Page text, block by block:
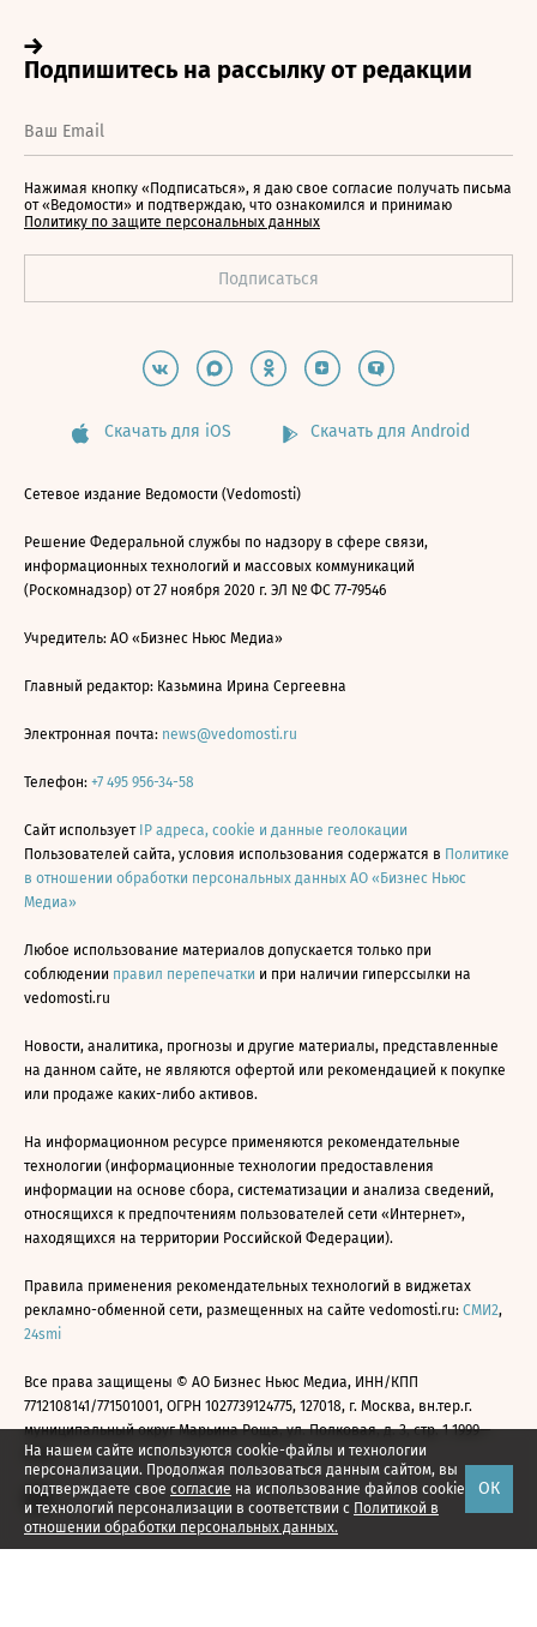
На нашем сайте используются cookie-файлы и технологии
персонализации. Продолжая пользоваться данным сайтом, вы
подтверждаете свое согласие на использование файлов cookie
и технологий персонализации в соответствии с Политикой в
отношении обработки персональных данных.
ОК
Нажимая кнопку «Подписаться», я даю свое согласие получать письма
от «Ведомости» и подтверждаю, что ознакомился и принимаю
Политику по защите персональных данных
Скачать для iOS Скачать для Android
Сетевое издание Ведомости (Vedomosti)
Решение Федеральной службы по надзору в сфере связи,
информационных технологий и массовых коммуникаций
(Роскомнадзор) от 27 ноября 2020 г. ЭЛ № ФС 77-79546
Учредитель: АО «Бизнес Ньюс Медиа»
Главный редактор: Казьмина Ирина Сергеевна
Электронная почта: news@vedomosti.ru
Телефон: +7 495 956-34-58
Сайт использует IP адреса, cookie и данные геолокации
Пользователей сайта, условия использования содержатся в Политике
в отношении обработки персональных данных АО «Бизнес Ньюс
Медиа»
Любое использование материалов допускается только при
соблюдении правил перепечатки и при наличии гиперссылки на
vedomosti.ru
Новости, аналитика, прогнозы и другие материалы, представленные
на данном сайте, не являются офертой или рекомендацией к покупке
или продаже каких-либо активов.
На информационном ресурсе применяются рекомендательные
технологии (информационные технологии предоставления
информации на основе сбора, систематизации и анализа сведений,
относящихся к предпочтениям пользователей сети «Интернет»,
находящихся на территории Российской Федерации).
Правила применения рекомендательных технологий в виджетах
рекламно-обменной сети, размещенных на сайте vedomosti.ru: СМИ2,
24smi
Все права защищены © АО Бизнес Ньюс Медиа, ИНН/КПП
7712108141/771501001, ОГРН 1027739124775, 127018, г. Москва, вн.тер.г.
муниципальный округ Марьина Роща, ул. Полковая, д. 3, стр. 1 1999—
2026